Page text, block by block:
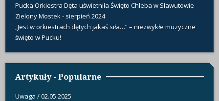
Pucka Orkiestra Dęta uświetniła Święto Chleba w Sławutowie
Zielony Mostek - sierpień 2024
„Jest w orkiestrach dętych jakaś siła…” – niezwykłe muzyczne
święto w Pucku!
Artykuły - Popularne
Uwaga / 02.05.2025